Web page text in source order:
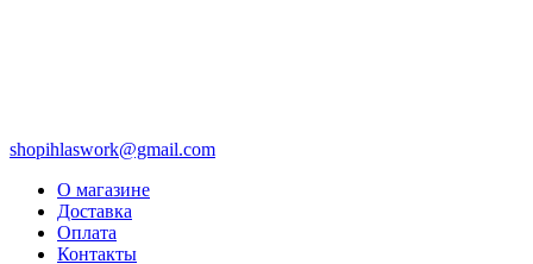
shopihlaswork@gmail.com
О магазине
Доставка
Оплата
Контакты